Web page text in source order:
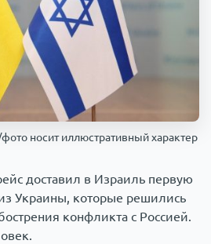
ЧП И КРИМИНАЛ
1000 мелочей
носит иллюстративный характер
доставил в Израиль первую
Украины, которые решились
конфликта с Россией.